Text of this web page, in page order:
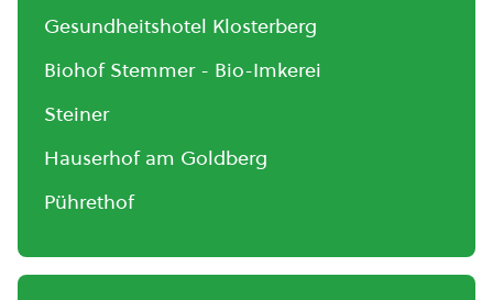
Gesundheitshotel Klosterberg
Biohof Stemmer - Bio-Imkerei
Steiner
Hauserhof am Goldberg
Pührethof